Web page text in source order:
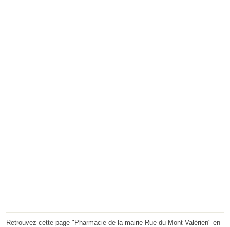
Retrouvez cette page "Pharmacie de la mairie Rue du Mont Valérien" en